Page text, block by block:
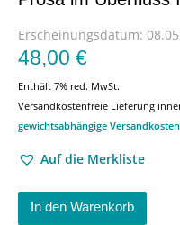
Erscheinungsdatum:
48,00 €
Enthält 7% red. MwSt.
Versandkostenfreie Lieferung
gewichtsabhängige Versandkosten
Auf die Merkliste
In den Warenkorb